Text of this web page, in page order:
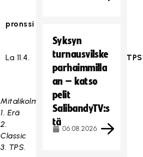
pronssi
La 11.4. 14:30 Josba TPS
Mitalikolmikko:
1. Erä
2.
Classic
3. TPS.
Syksyn
turnausvilske
parhaimmilla
an – katso
pelit
SalibandyTV:s
tä
06.08.2026